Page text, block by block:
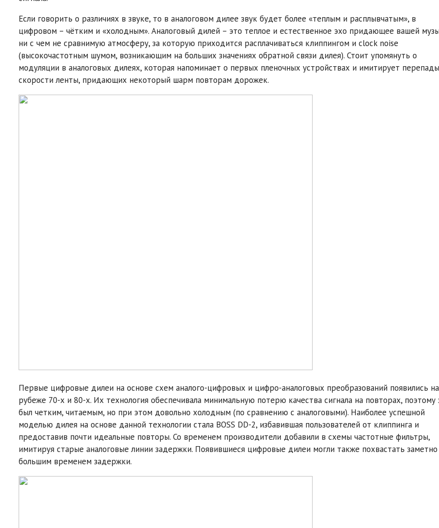
Если говорить о различиях в звуке, то в аналоговом дилее звук будет более «теплым и расплывчатым», в
цифровом – чётким и «холодным». Аналоговый дилей – это теплое и естественное эхо придающее вашей
ни с чем не сравнимую атмосферу, за которую приходится расплачиваться клиппингом и clock noise
(высокочастотным шумом, возникающим на больших значениях обратной связи дилея). Стоит упомянуть о
модуляции в аналоговых дилеях, которая напоминает о первых пленочных устройствах и имитирует перепады
скорости ленты, придающих некоторый шарм повторам дорожек.
Первые цифровые дилеи на основе схем аналого-цифровых и цифро-аналоговых преобразований появились на
рубеже 70-х и 80-х. Их технология обеспечивала минимальную потерю качества сигнала на повторах, поэтому
был четким, читаемым, но при этом довольно холодным (по сравнению с аналоговыми). Наиболее успешной
моделью дилея на основе данной технологии стала BOSS DD-2, избавившая пользователей от клиппинга и
предоставив почти идеальные повторы. Со временем производители добавили в схемы частотные фильтры,
имитируя старые аналоговые линии задержки. Появившиеся цифровые дилеи могли также похвастать заметно
большим временем задержки.